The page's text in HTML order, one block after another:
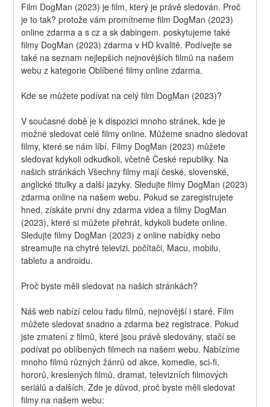
Film DogMan (2023) je film, který je právě sledován. Proč
je to tak? protože vám promítneme film DogMan (2023)
online zdarma a s cz a sk dabingem. poskytujeme také
filmy DogMan (2023) zdarma v HD kvalitě. Podívejte se
také na seznam nejlepších nejnovějších filmů na našem
webu z kategorie Oblíbené filmy online zdarma.
Kde se můžete podívat na celý film DogMan (2023)?
V současné době je k dispozici mnoho stránek, kde je
možné sledovat celé filmy online. Můžeme snadno sledovat
filmy, které se nám líbí. Filmy DogMan (2023) můžete
sledovat kdykoli odkudkoli, včetně České republiky. Na
našich stránkách Všechny filmy mají české, slovenské,
anglické titulky a další jazyky. Sledujte filmy DogMan (2023)
zdarma online na našem webu. Pokud se zaregistrujete
hned, získáte první dny zdarma videa a filmy DogMan
(2023), které si můžete přehrát, kdykoli budete online.
Sledujte filmy DogMan (2023) z online nabídky nebo
streamujte na chytré televizi, počítači, Macu, mobilu,
tabletu a androidu.
Proč byste měli sledovat na našich stránkách?
Náš web nabízí celou řadu filmů, nejnovější i staré. Film
můžete sledovat snadno a zdarma bez registrace. Pokud
jste zmatení z filmů, které jsou právě sledovány, stačí se
podívat po oblíbených filmech na našem webu. Nabízíme
mnoho filmů různých žánrů od akce, komedie, sci-fi,
hororů, kreslených filmů, dramat, televizních filmových
seriálů a dalších. Zde je důvod, proč byste měli sledovat
filmy na našem webu: